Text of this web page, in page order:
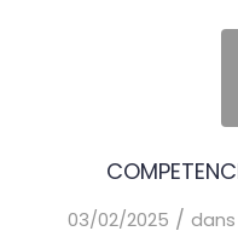
03/02/2025 / dans